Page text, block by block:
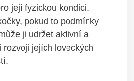
její fyzickou kondici.
pokud to podmínky
ji udržet aktivní a
rozvoji jejích loveckých